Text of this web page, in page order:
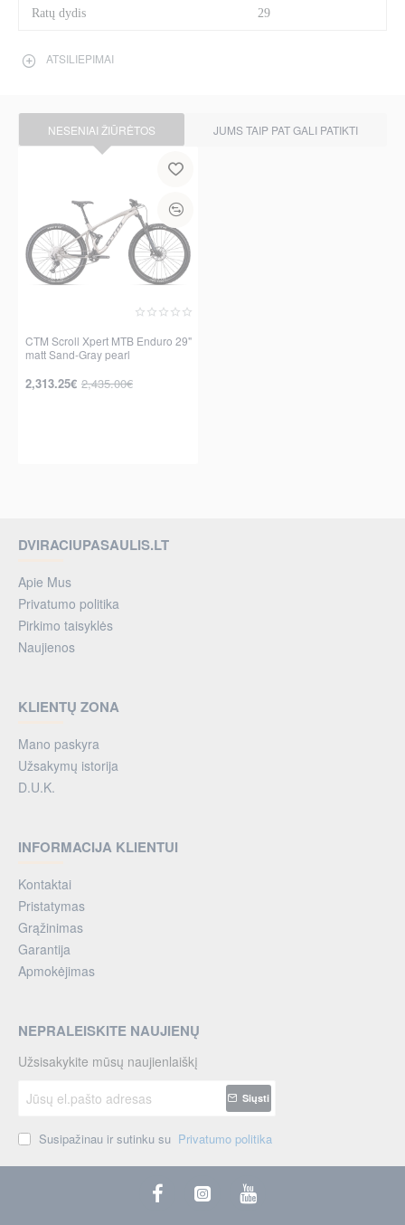
Ratų dydis 29
ATSILIEPIMAI
NESENIAI ŽIŪRĖTOS JUMS TAIP PAT GALI PATIKTI
-5%
CTM Scroll Xpert MTB Enduro 29"
matt Sand-Gray pearl
2,313.25€ 2,435.00€
DVIRACIUPASAULIS.LT
Apie Mus
Privatumo politika
Pirkimo taisyklės
Naujienos
KLIENTŲ ZONA
Mano paskyra
Užsakymų istorija
D.U.K.
INFORMACIJA KLIENTUI
Kontaktai
Pristatymas
Grąžinimas
Garantija
Apmokėjimas
NEPRALEISKITE NAUJIENŲ
Užsisakykite mūsų naujienlaiškį
el.pašto
Siųsti
Susipažinau ir sutinku su Privatumo politika